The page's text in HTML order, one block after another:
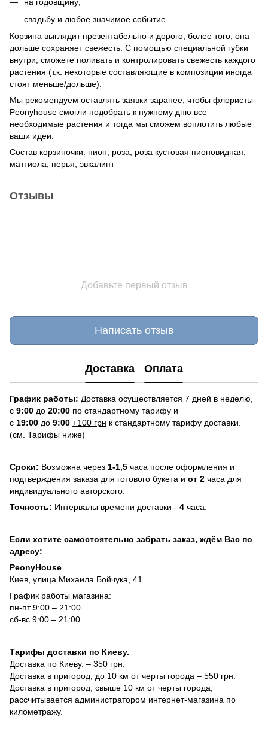
на годовщину;
свадьбу и любое значимое событие.
Корзина выглядит презентабельно и дорого, более того, она
дольше сохраняет свежесть. С помощью специальной губки
внутри, сможете поливать и контролировать свежесть каждого
растения (т.к. некоторые составляющие в композиции иногда
стоят меньше/дольше).
Мы рекомендуем оставлять заявки заранее, чтобы флористы
Peonyhouse смогли подобрать к нужному дню все
необходимые растения и тогда мы сможем воплотить любые
ваши идеи.
Состав корзиночки: пион, роза, роза кустовая пионовидная,
маттиола, перья, эвкалипт
Отзывы
Добавьте первый отзыв
Написать отзыв
Доставка Оплата
График работы: Доставка осуществляется 7 дней в неделю,
с 9:00 до 20:00 по стандартному тарифу и
с 19:00 до 9:00 +100 грн к стандартному тарифу доставки.
(см. Тарифы ниже)
Сроки: Возможна через 1-1,5 часа после оформления и
подтверждения заказа для готового букета и от 2 часа для
индивидуального авторского.
Точность: Интервалы времени доставки - 4 часа.
Если хотите самостоятельно забрать заказ, ждём Вас по
адресу:
PeonyHouse
Киев, улица Михаила Бойчука, 41
График работы магазина:
пн-пт 9:00 – 21:00
сб-вс 9:00 – 21:00
Тарифы доставки по Киеву.
Доставка по Киеву. – 350 грн.
Доставка в пригород, до 10 км от черты города – 550 грн.
Доставка в пригород, свыше 10 км от черты города,
рассчитывается администратором интернет-магазина по
километражу.